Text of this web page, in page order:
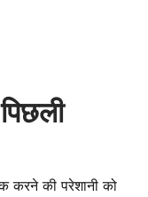
करने की परेशानी को